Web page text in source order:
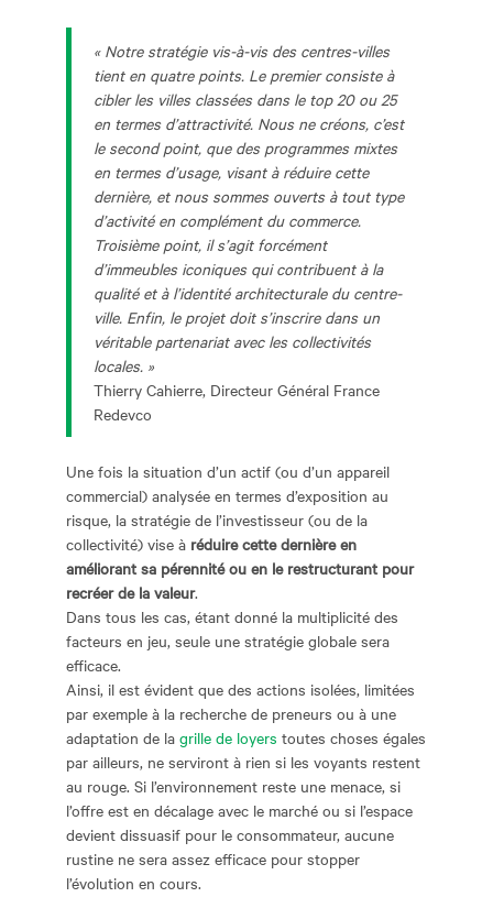
« Notre stratégie vis-à-vis des centres-villes
tient en quatre points. Le premier consiste à
cibler les villes classées dans le top 20 ou 25
en termes d’attractivité. Nous ne créons, c’est
le second point, que des programmes mixtes
en termes d’usage, visant à réduire cette
dernière, et nous sommes ouverts à tout type
d’activité en complément du commerce.
Troisième point, il s’agit forcément
d’immeubles iconiques qui contribuent à la
qualité et à l’identité architecturale du centre-
ville. Enfin, le projet doit s’inscrire dans un
véritable partenariat avec les collectivités
locales. »
Thierry Cahierre, Directeur Général France
Redevco
Une fois la situation d’un actif (ou d’un appareil
commercial) analysée en termes d’exposition au
risque, la stratégie de l’investisseur (ou de la
collectivité) vise à réduire cette dernière en
améliorant sa pérennité ou en le restructurant pour
recréer de la valeur.
Dans tous les cas, étant donné la multiplicité des
facteurs en jeu, seule une stratégie globale sera
efficace.
Ainsi, il est évident que des actions isolées, limitées
par exemple à la recherche de preneurs ou à une
adaptation de la grille de loyers toutes choses égales
par ailleurs, ne serviront à rien si les voyants restent
au rouge. Si l’environnement reste une menace, si
l’offre est en décalage avec le marché ou si l’espace
devient dissuasif pour le consommateur, aucune
rustine ne sera assez efficace pour stopper
l’évolution en cours.